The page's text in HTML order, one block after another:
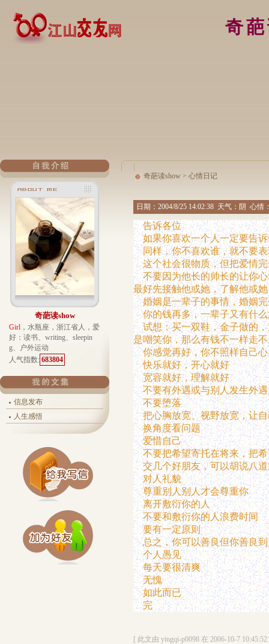
奇
奇葩读show
Girl ，水瓶座，浙江省人，爱
好：读书、writing、sleepin
g、户外运动
人气指数: 683804
信息发布
人生感悟
奇葩读show > 心情日记
日期： 2004/8/25 14:02:38 天气：阴 心情
告诉各位
如果你喜欢一个人一定要告诉
同样，你不喜欢谁，就不要表
这个社会很物质，但把爱情
不要因为他长的帅长的让你心
最好先接触他或她，了解他或
婚姻是一辈子的事情，婚姻完
你的钱再多，一辈子又有什
试想：买一双鞋，金子做的，
是嘲笑你，那么有钱不一样走
你感觉再好，你不照样自己心
快乐就好，开心就好
宽容就好，理解就好
不要有外遇或与别人发生外遇
不要堕落
把心胸放宽、视野放宽，让自
换角度看问题
爱惜自己
不要把希望寄托在将来，把希
交几个好朋友，可以胡说八道
对人礼貌
尊重别人别人才会尊重你
离开敷衍你的人
不要和敷衍你的人浪费时间
要有一定原则
总之，你可以善良但你善良到
个人愚见
每天要很清爽
无愧
如此而已
完
[ 此文由 yingqi-p0098 在 2006-10-7